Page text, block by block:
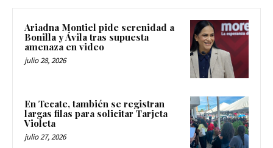
Ariadna Montiel pide serenidad a
Bonilla y Ávila tras supuesta
amenaza en video
julio 28, 2026
En Tecate, también se registran
largas filas para solicitar Tarjeta
Violeta
julio 27, 2026